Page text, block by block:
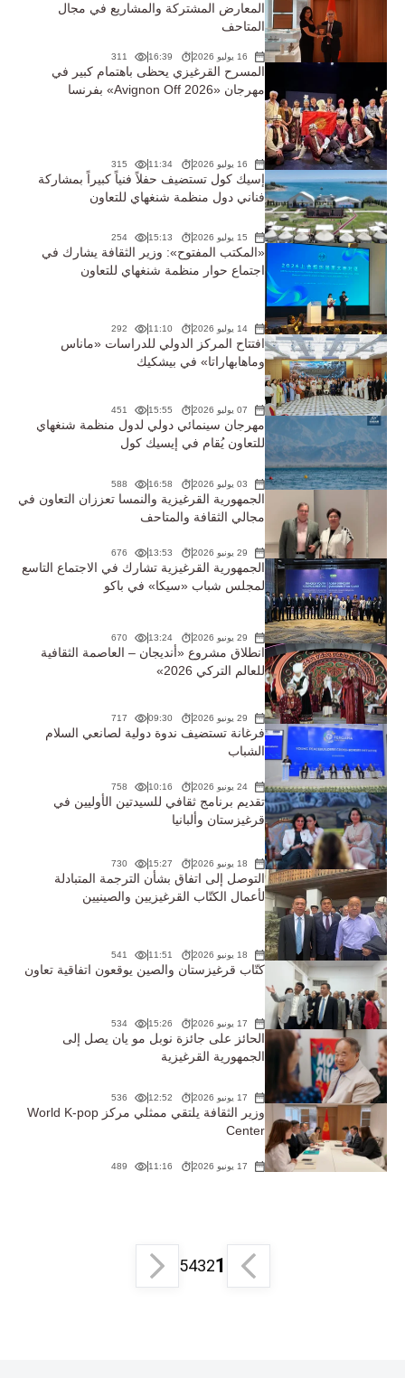
المعارض المشتركة والمشاريع في مجال
المتاحف
16 يوليو 2026 16:39
311
المسرح القرغيزي يحظى باهتمام كبير في
مهرجان «Avignon Off 2026» بفرنسا
16 يوليو 2026 11:34
315
إسيك كول تستضيف حفلاً فنياً كبيراً بمشاركة
فناني دول منظمة شنغهاي للتعاون
15 يوليو 2026 15:13
254
«المكتب المفتوح»: وزير الثقافة يشارك في
اجتماع حوار منظمة شنغهاي للتعاون
14 يوليو 2026 11:10
292
افتتاح المركز الدولي للدراسات «ماناس
وماهابهاراتا» في بيشكيك
07 يوليو 2026 15:55
451
مهرجان سينمائي دولي لدول منظمة شنغهاي
للتعاون يُقام في إيسيك كول
03 يوليو 2026 16:58
588
الجمهورية القرغيزية والنمسا تعززان التعاون في
مجالي الثقافة والمتاحف
29 يونيو 2026 13:53
676
الجمهورية القرغيزية تشارك في الاجتماع التاسع
لمجلس شباب «سيكا» في باكو
29 يونيو 2026 13:24
670
انطلاق مشروع «أنديجان – العاصمة الثقافية
للعالم التركي 2026»
29 يونيو 2026 09:30
717
فرغانة تستضيف ندوة دولية لصانعي السلام
الشباب
24 يونيو 2026 10:16
758
تقديم برنامج ثقافي للسيدتين الأوليين في
قرغيزستان وألبانيا
18 يونيو 2026 15:27
730
التوصل إلى اتفاق بشأن الترجمة المتبادلة
لأعمال الكتّاب القرغيزيين والصينيين
18 يونيو 2026 11:51
541
كتّاب قرغيزستان والصين يوقعون اتفاقية تعاون
17 يونيو 2026 15:26
534
الحائز على جائزة نوبل مو يان يصل إلى
الجمهورية القرغيزية
17 يونيو 2026 12:52
536
وزير الثقافة يلتقي ممثلي مركز World K-pop
Center
17 يونيو 2026 11:16
489
1
2
3
4
5